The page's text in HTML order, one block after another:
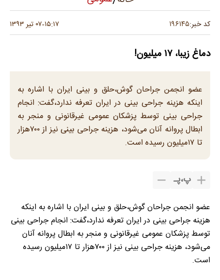
کد خبر:۱۹۶۱۴۵ ۱۵:۱۷-۰۷ تیر ۱۳۹۳
دماغ زیبا، ۱۷ میلیون!
عضو انجمن جراحان گوش،حلق و بینی ایران با اشاره به
اینکه هزینه جراحی بینی در ایران تعرفه ندارد،گفت: انجام
جراحی بینی توسط پزشکان عمومی غیرقانونی و منجر به
ابطال پروانه آنان می‌شود، هزینه جراحی بینی نیز از ۷۰۰هزار
تا ۱۷میلیون رسیده است.
پ،پـ
عضو انجمن جراحان گوش،حلق و بینی ایران با اشاره به اینکه
هزینه جراحی بینی در ایران تعرفه ندارد،گفت: انجام جراحی بینی
توسط پزشکان عمومی غیرقانونی و منجر به ابطال پروانه آنان
می‌شود، هزینه جراحی بینی نیز از ۷۰۰هزار تا ۱۷میلیون رسیده
است.